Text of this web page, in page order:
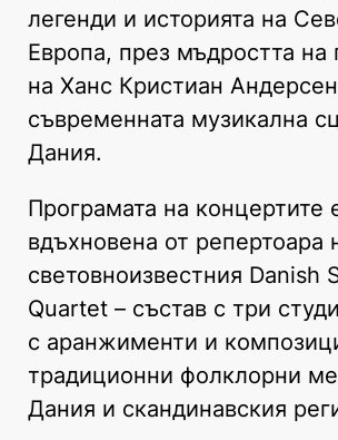
легенди и историята на
Европа, през мъдростта на
на Ханс Кристиан
съвременната музикална
Дания.
Програмата на концертите
вдъхновена от репертоара
световноизвестния Danish
Quartet – състав с три
с аранжименти и
традиционни фолклорни
Дания и скандинавския